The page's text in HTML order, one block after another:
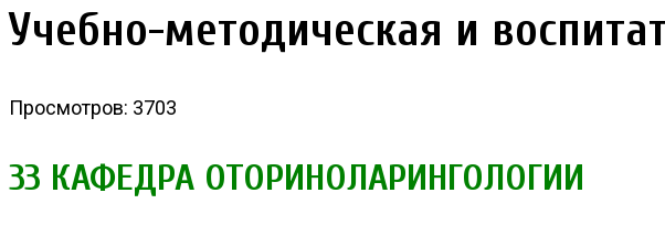
Учебно-методическая и
Просмотров: 3703
33 КАФЕДРА ОТОРИНОЛАРИНГОЛОГИИ